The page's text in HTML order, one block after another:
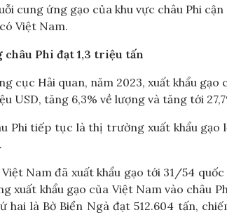
cung ứng gạo của khu vực châu Phi
Việt Nam.
châu Phi đạt 1,3 triệu tấn
cục Hải quan, năm 2023, xuất khẩu
USD, tăng 6,3% về lượng và tăng tới
Phi tiếp tục là thị trường xuất khẩu gạo
Nam đã xuất khẩu gạo tới 31/54
xuất khẩu gạo của Việt Nam vào châu
hai là Bờ Biển Ngà đạt 512.604 tấn,